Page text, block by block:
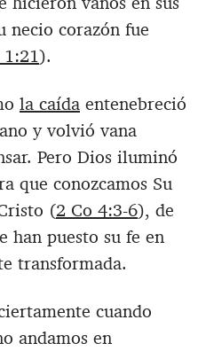
necio corazón fue
1:21).
la caída entenebreció
y volvió vana
Pero Dios iluminó
que conozcamos Su
(2 Co 4:3-6), de
han puesto su fe en
transformada.
cuando
andamos en